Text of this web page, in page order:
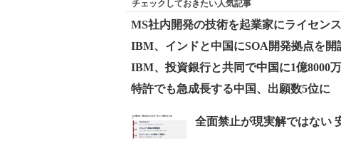
チェックしておきたい人気記事
MS社内開発の技術を起業家にライセン
IBM、インドと中国にSOA開発拠点を開
IBM、投資銀行と共同で中国に1億8000
特許でも急成長する中国、出願数5位に